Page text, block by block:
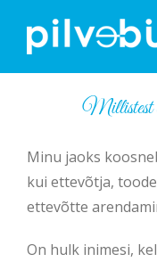
Millistest
Minu jaoks
kui ettevõtja,
ettevõtte
On hulk inimesi,